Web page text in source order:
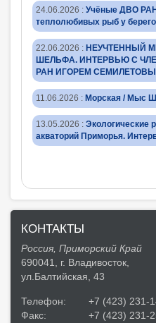
24.06.2026 : Учёные ДВО
теплолюбивых рыб у
22.06.2026 : НЕУЧТЕННЫЙ
ШЕЛЬФА. ИНТЕРВЬЮ С
РАН ИГОРЕМ
11.06.2026 : Морская / Мыс
13.05.2026 : Экологические
акваторий Приморья.
КОНТАКТЫ
Россия, Приморский Край
690041, г. Владивосток,
ул.Балтийская, 43
Телефон:
+7 (423) 231-
Факс:
+7 (423) 231-